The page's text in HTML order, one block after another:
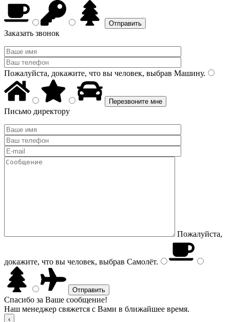
Заказать звонок
Пожалуйста, докажите, что вы человек, выбрав Машину.
Письмо директору
Пожалуйста,
докажите, что вы человек, выбрав Самолёт.
Спасибо за Ваше сообщение!
Наш менеджер свяжется с Вами в ближайшее время.